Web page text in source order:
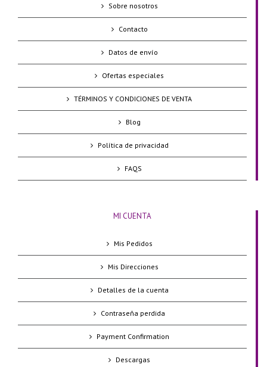
Sobre nosotros
Contacto
Datos de envío
Ofertas especiales
TÉRMINOS Y CONDICIONES DE VENTA
Blog
Política de privacidad
FAQS
MI CUENTA
Mis Pedidos
Mis Direcciones
Detalles de la cuenta
Contraseña perdida
Payment Confirmation
Descargas